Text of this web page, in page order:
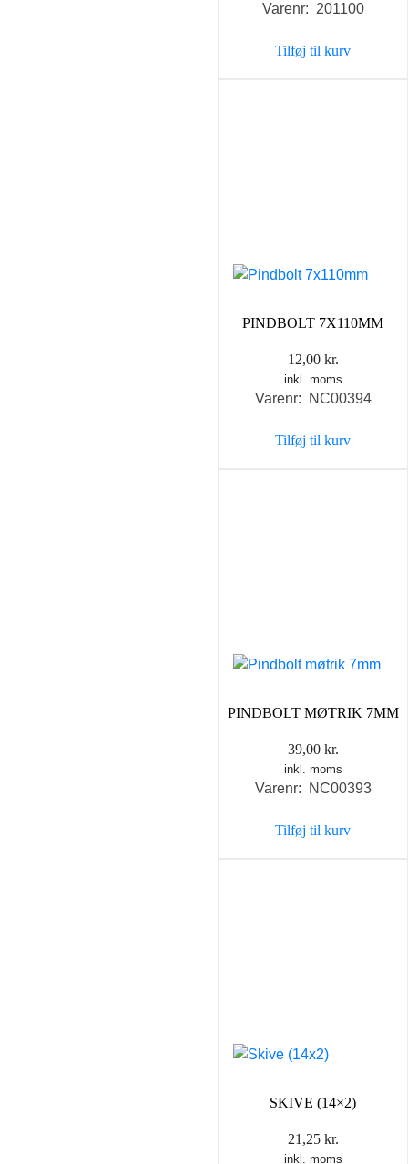
pris
39,00 kr..
Varenr: 201100
Tilføj til kurv
PINDBOLT 7X110MM
12,00 kr.
inkl. moms
Varenr: NC00394
Tilføj til kurv
PINDBOLT MØTRIK 7MM
39,00 kr.
inkl. moms
Varenr: NC00393
Tilføj til kurv
SKIVE (14×2)
21,25 kr.
inkl. moms